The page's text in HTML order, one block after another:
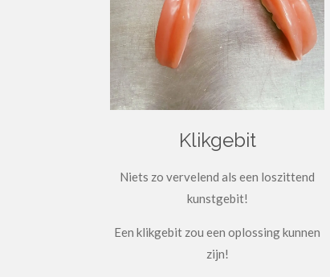
Klikgebit
Niets zo vervelend als een loszittend
kunstgebit!
Een klikgebit zou een oplossing kunnen
zijn!